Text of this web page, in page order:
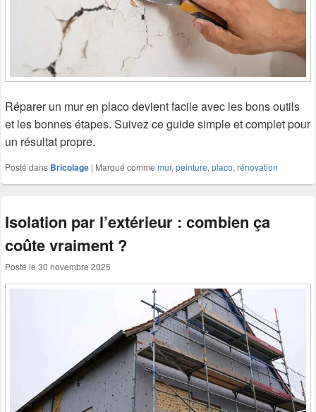
Réparer un mur en placo devient facile avec les bons outils
et les bonnes étapes. Suivez ce guide simple et complet pour
un résultat propre.
Posté dans Bricolage | Marqué comme mur, peinture, placo, rénovation
Isolation par l’extérieur : combien ça
coûte vraiment ?
Posté le 30 novembre 2025